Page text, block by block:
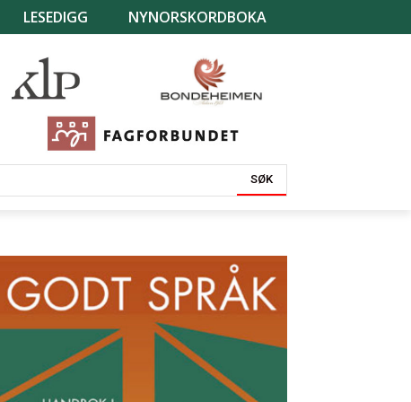
LESEDIGG NYNORSKORDBOKA
SØK